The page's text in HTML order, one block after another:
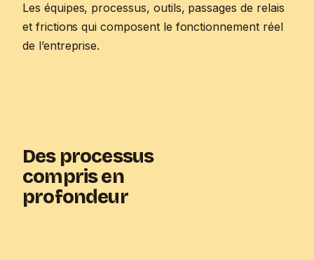
Les équipes, processus, outils, passages de relais
et frictions qui composent le fonctionnement réel
de l’entreprise.
Des processus
compris en
profondeur